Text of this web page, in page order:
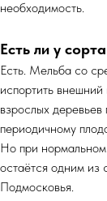
необходимость.
Есть ли у
Есть. Мельба со
испортить
взрослых деревьев
периодичному
Но при
остаётся одним из
Подмосковья.